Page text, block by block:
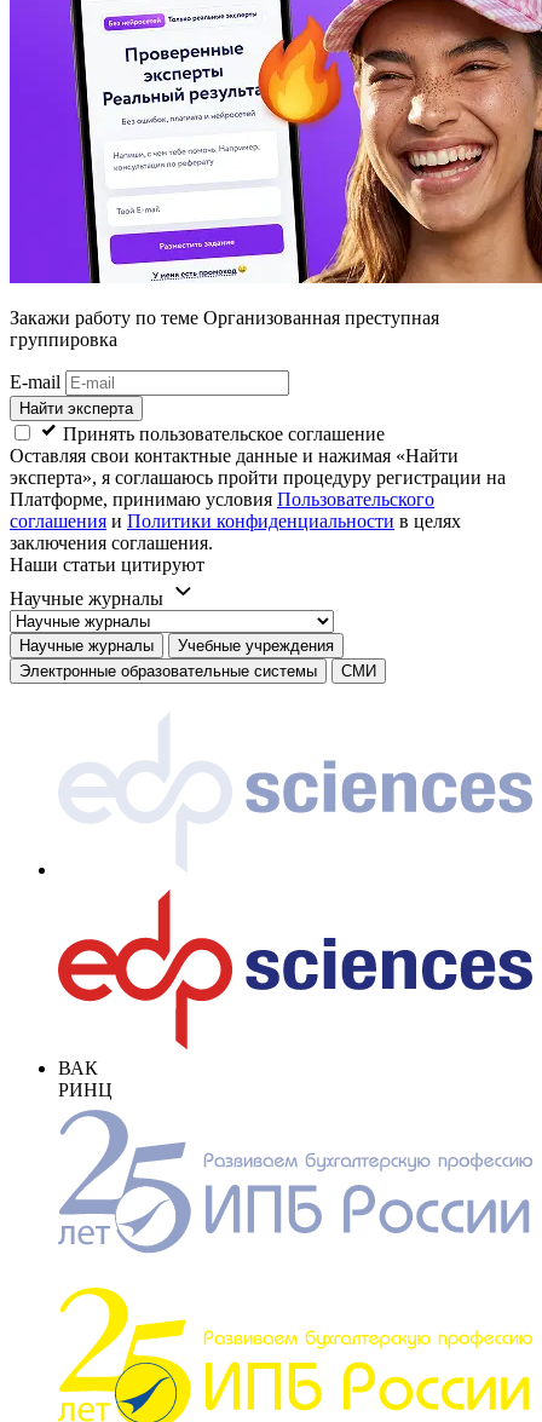
Закажи работу по теме Организованная преступная
группировка
E-mail
Найти эксперта
Принять пользовательское соглашение
Оставляя свои контактные данные и нажимая «Найти
эксперта», я соглашаюсь пройти процедуру регистрации на
Платформе, принимаю условия Пользовательского
соглашения и Политики конфиденциальности в целях
заключения соглашения.
Наши статьи цитируют
Научные журналы
Научные журналы
Учебные учреждения
Электронные образовательные системы
СМИ
ВАК
РИНЦ